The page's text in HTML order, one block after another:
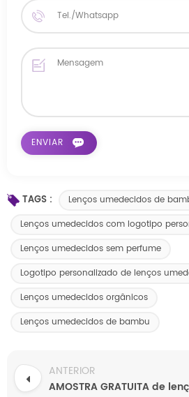
TAGS :
Lenços umedecidos de
Lenços umedecidos com logotipo
Lenços umedecidos sem perfume
Logotipo personalizado de lenços
Lenços umedecidos orgânicos
Lenços umedecidos de bambu
ANTERIOR